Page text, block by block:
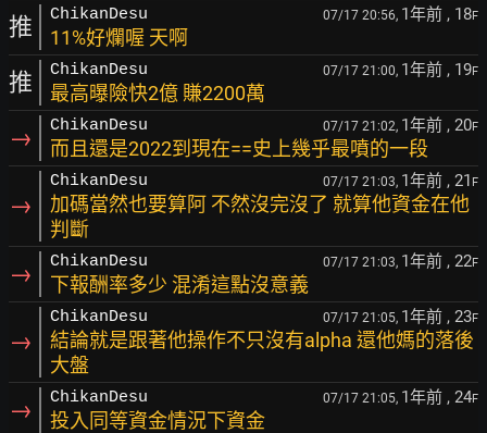
推 ChikanDesu 07/17 20:56, 1年前 , 18F
11%好爛喔 天啊
推 ChikanDesu 07/17 21:00, 1年前 , 19F
最高曝險快2億 賺2200萬
→ ChikanDesu 07/17 21:02, 1年前 , 20F
而且還是2022到現在==史上幾乎最噴的一段
→
ChikanDesu 07/17 21:03, 1年前 , 21 F
加碼當然也要算阿 不然沒完沒了 就算他資金在他
判斷
→ ChikanDesu 07/17 21:03, 1年前 , 22F
下報酬率多少 混淆這點沒意義
→
ChikanDesu 07/17 21:05, 1年前 , 23F
結論就是跟著他操作不只沒有alpha 還他媽的落後
大盤
→ ChikanDesu 07/17 21:05, 1年前 , 24F
投入同等資金情況下資金